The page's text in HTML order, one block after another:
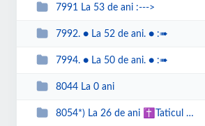
7991 La 53 de ani :--->
7992. ● La 52 de ani. ● :➠
7994. ● La 50 de ani. ● :➠
8044 La 0 ani
8054*) La 26 de ani ✝Taticul meu :--->